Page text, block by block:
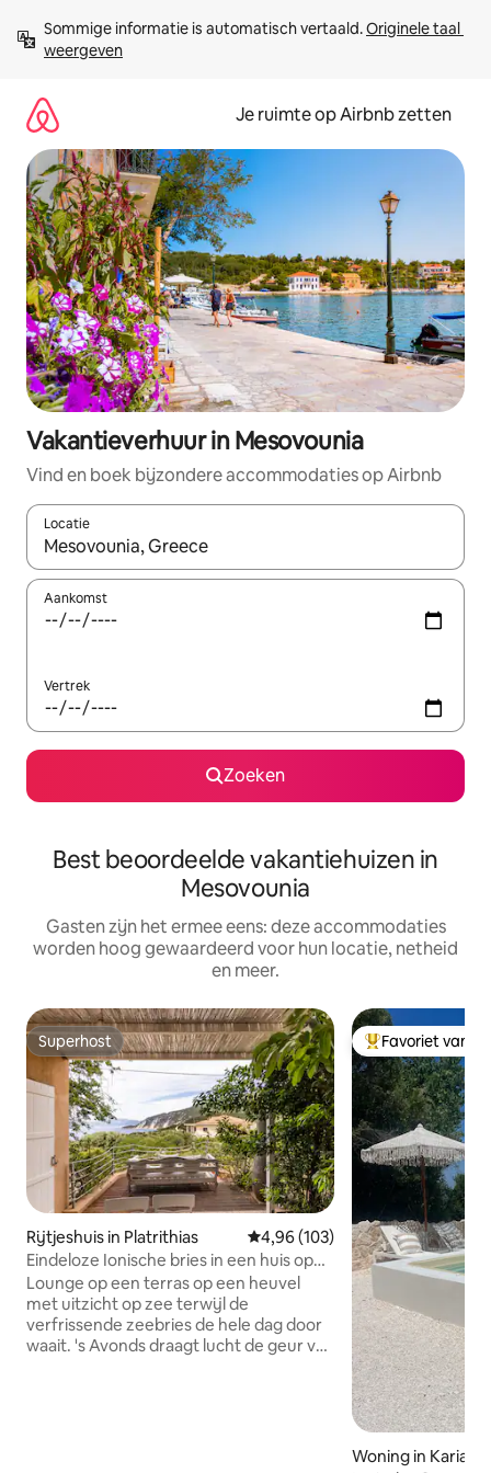
direct
naar
Sommige informatie is automatisch vertaald. Originele taal
weergeven
Je ruimte op Airbnb zetten
Vakantieverhuur in Mesovounia
Vind en boek bijzondere accommodaties op Airbnb
Locatie
Wanneer er suggesties beschikbaar zijn, maak je een keuze
Aankomst
Vertrek
Zoeken
Best beoordeelde vakantiehuizen in
Mesovounia
Gasten zijn het ermee eens: deze accommodaties
worden hoog gewaardeerd voor hun locatie, netheid
en meer.
Superhost
Superhost
Rijtjeshuis in Platrithias Gemiddelde beoordeling van
4,96 (103)
Eindeloze Ionische bries in een huis op
het eiland Ithaca
Lounge op een terras op een heuvel
met uitzicht op zee terwijl de
verfrissende zeebries de hele dag door
waait. 's Avonds draagt lucht de geur van
Topfavoriet van
Favoriet van
Woning in Karia